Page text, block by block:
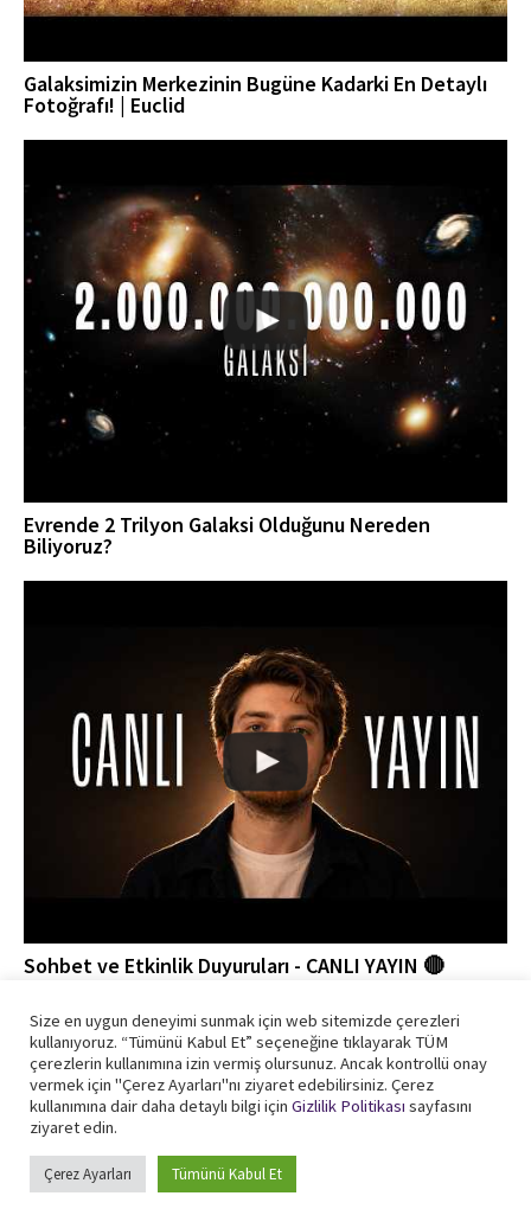
Galaksimizin Merkezinin Bugüne Kadarki En Detaylı
Fotoğrafı! | Euclid
Evrende 2 Trilyon Galaksi Olduğunu Nereden
Biliyoruz?
Sohbet ve Etkinlik Duyuruları - CANLI YAYIN 🔴
Instagram
astrapera.space
Türkiye'nin yeni nesil astronomi ve uzay bilimleri platformu... "Per
Aspera Ad Astra"
Size en uygun deneyimi sunmak için web sitemizde çerezleri
kullanıyoruz. “Tümünü Kabul Et” seçeneğine tıklayarak TÜM
çerezlerin kullanımına izin vermiş olursunuz. Ancak kontrollü onay
vermek için "Çerez Ayarları"nı ziyaret edebilirsiniz. Çerez
kullanımına dair daha detaylı bilgi için Gizlilik Politikası sayfasını
ziyaret edin.
Çerez Ayarları Tümünü Kabul Et